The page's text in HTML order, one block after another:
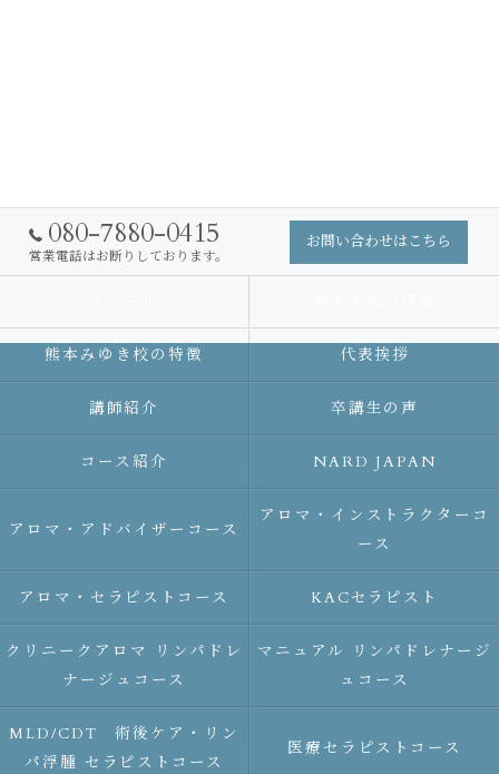
080-7880-0415
営業電話はお断りしております。
お問い合わせはこちら
熊本みゆき校の特徴 代表挨拶
講師紹介 卒講生の声
コース紹介 NARD JAPAN
アロマ・アドバイザーコース
アロマ・インストラクターコ
ース
アロマ・セラピストコース KACセラピスト
クリニークアロマ リンパドレ
ナージュコース
マニュアル リンパドレナージ
ュコース
MLD/CDT 術後ケア・リン
パ浮腫 セラピストコース
医療セラピストコース